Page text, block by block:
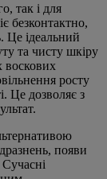
так і для
безконтактно,
Це ідеальний
та чисту шкіру
воскових
росту
Це дозволяє з
появи